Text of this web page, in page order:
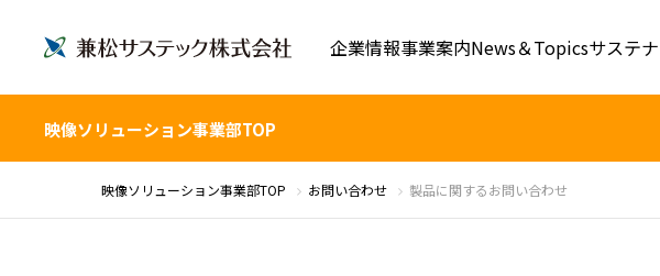
企業情報事業案内News＆Topicsサステ
映像ソリューション事業部TOP
映像ソリューション事業部TOP お問い合わせ 製品に関するお問い合わせ